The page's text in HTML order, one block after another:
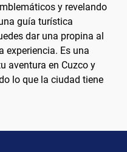
y revelando
guía turística
dar una propina al
experiencia. Es una
aventura en Cuzco y
lo que la ciudad tiene